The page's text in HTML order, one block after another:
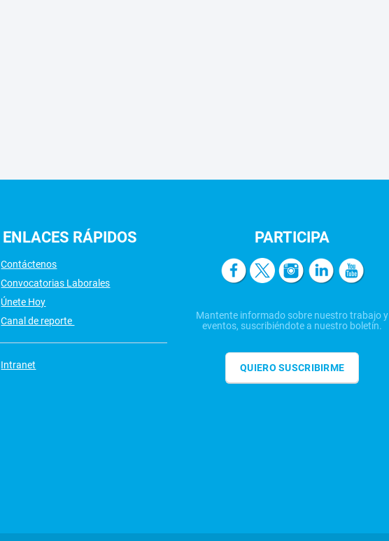
ENLACES RÁPIDOS
Contáctenos
Convocatorias Laborales
Únete Hoy
Canal de reporte
Intranet
PARTICIPA
Mantente informado sobre nuestro trabajo y
eventos, suscribiéndote a nuestro boletín.
QUIERO SUSCRIBIRME